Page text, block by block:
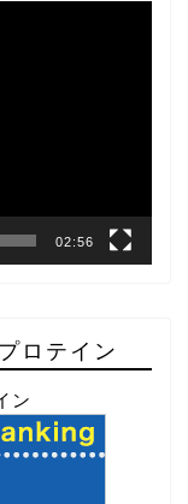
02:56
ロテイン
ン